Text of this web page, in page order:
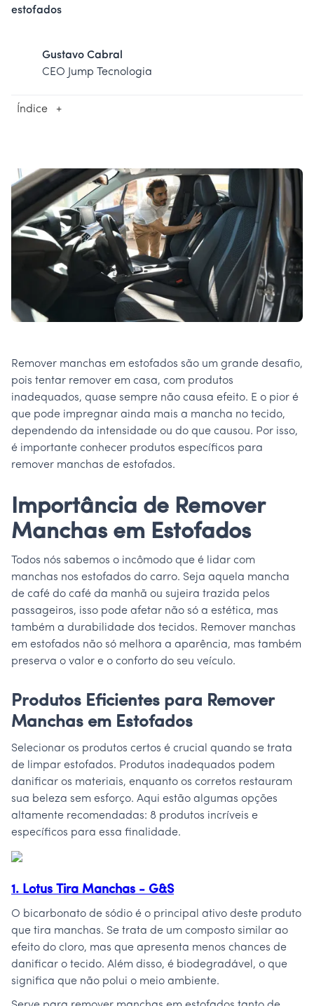
estofados
Gustavo Cabral
CEO Jump Tecnologia
Índice +
Remover manchas em estofados são um grande desafio,
pois tentar remover em casa, com produtos
inadequados, quase sempre não causa efeito. E o pior é
que pode impregnar ainda mais a mancha no tecido,
dependendo da intensidade ou do que causou. Por isso,
é importante conhecer produtos específicos para
remover manchas de estofados.
Importância de Remover
Manchas em Estofados
Todos nós sabemos o incômodo que é lidar com
manchas nos estofados do carro. Seja aquela mancha
de café do café da manhã ou sujeira trazida pelos
passageiros, isso pode afetar não só a estética, mas
também a durabilidade dos tecidos. Remover manchas
em estofados não só melhora a aparência, mas também
preserva o valor e o conforto do seu veículo.
Produtos Eficientes para Remover
Manchas em Estofados
Selecionar os produtos certos é crucial quando se trata
de limpar estofados. Produtos inadequados podem
danificar os materiais, enquanto os corretos restauram
sua beleza sem esforço. Aqui estão algumas opções
altamente recomendadas: 8 produtos incríveis e
específicos para essa finalidade.
1. Lotus Tira Manchas - G&S
O bicarbonato de sódio é o principal ativo deste produto
que tira manchas. Se trata de um composto similar ao
efeito do cloro, mas que apresenta menos chances de
danificar o tecido. Além disso, é biodegradável, o que
significa que não polui o meio ambiente.